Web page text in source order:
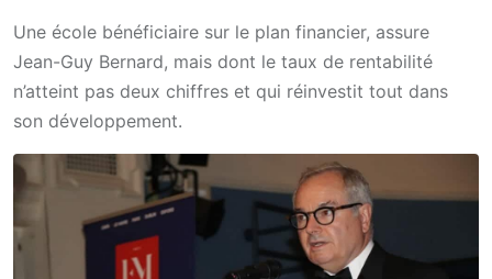
Une école bénéficiaire sur le plan financier, assure
Jean-Guy Bernard, mais dont le taux de rentabilité
n’atteint pas deux chiffres et qui réinvestit tout dans
son développement.